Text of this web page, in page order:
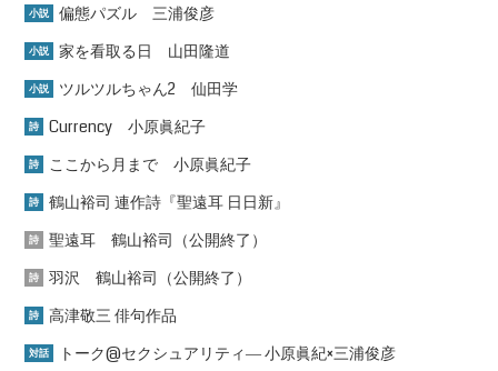
小説 偏態パズル 三浦俊彦
小説 家を看取る日 山田隆道
小説 ツルツルちゃん2 仙田学
詩 Currency 小原眞紀子
詩 ここから月まで 小原眞紀子
詩 鶴山裕司 連作詩『聖遠耳 日日新』
詩 聖遠耳 鶴山裕司（公開終了）
詩 羽沢 鶴山裕司（公開終了）
詩 高津敬三 俳句作品
対話 トーク@セクシュアリティ― 小原眞紀×三浦俊彦